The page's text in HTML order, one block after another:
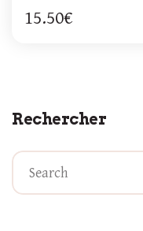
15.50€
Rechercher